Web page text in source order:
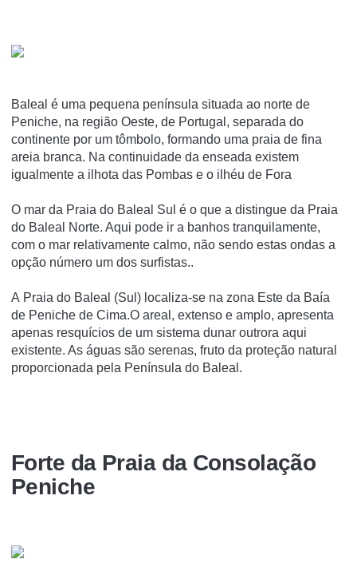
Baleal é uma pequena península situada ao norte de
Peniche, na região Oeste, de Portugal, separada do
continente por um tômbolo, formando uma praia de fina
areia branca. Na continuidade da enseada existem
igualmente a ilhota das Pombas e o ilhéu de Fora
O mar da Praia do Baleal Sul é o que a distingue da Praia
do Baleal Norte. Aqui pode ir a banhos tranquilamente,
com o mar relativamente calmo, não sendo estas ondas a
opção número um dos surfistas..
A Praia do Baleal (Sul) localiza-se na zona Este da Baía
de Peniche de Cima.O areal, extenso e amplo, apresenta
apenas resquícios de um sistema dunar outrora aqui
existente. As águas são serenas, fruto da proteção natural
proporcionada pela Península do Baleal.
Forte da Praia da Consolação
Peniche